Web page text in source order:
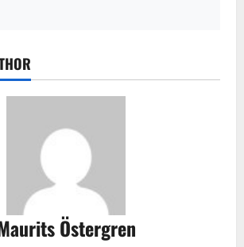
Östergren